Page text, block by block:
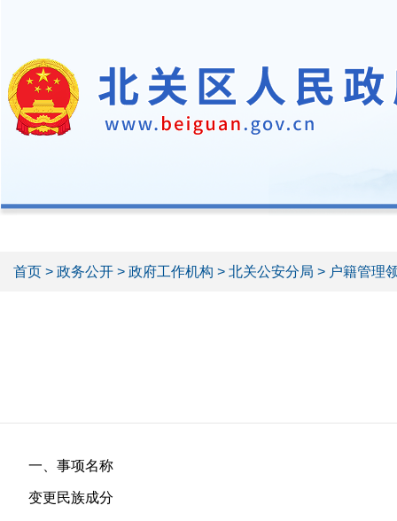
首页 > 政务公开 > 政府工作机构 > 北关公安分局 > 户籍管理
一、事项名称
变更民族成分